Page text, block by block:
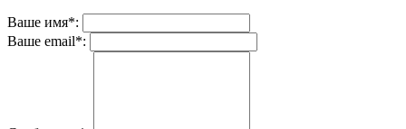
Ваше имя*:
Ваше email*: